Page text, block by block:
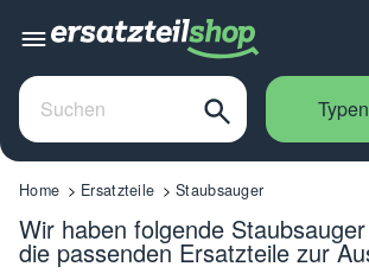
Home Ersatzteile Staubsauger
Wir haben folgende
die passenden Ersatzteile zur